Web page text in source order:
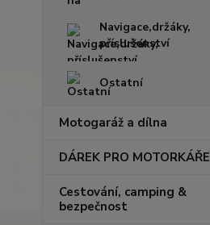
Navigace,držáky,
příslušenství
Ostatní
Motogaráž a dílna
DÁREK PRO MOTORKÁŘE
Cestování, camping &
bezpečnost